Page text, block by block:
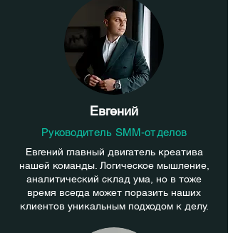
Евгений
Руководитель SMM-отделов
Евгений главный двигатель креатива
нашей команды. Логическое мышление,
аналитический склад ума, но в тоже
время всегда может поразить наших
клиентов уникальным подходом к делу.